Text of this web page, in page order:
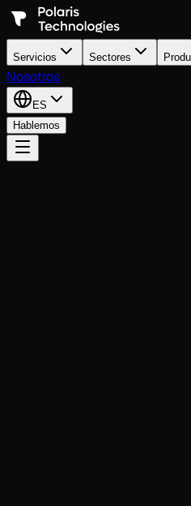
Servicios Sectores
Nosotros
ES
Hablemos